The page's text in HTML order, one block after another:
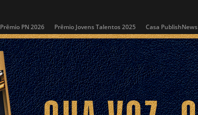
Prêmio PN 2026 Prêmio Jovens Talentos 2025 Casa